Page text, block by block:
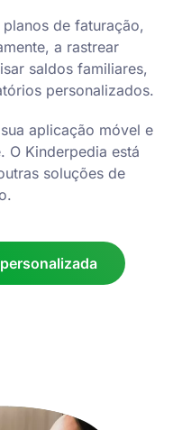
de faturação,
a rastrear
saldos familiares,
personalizados.
aplicação móvel e
O Kinderpedia está
soluções de